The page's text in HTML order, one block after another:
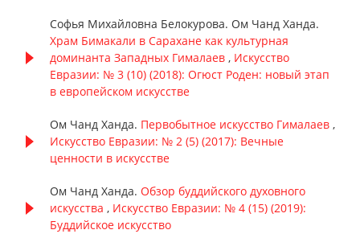
Софья Михайловна Белокурова. Ом Чанд Ханда.
Храм Бимакали в Сарахане как культурная
доминанта Западных Гималаев , Искусство
Евразии: № 3 (10) (2018): Огюст Роден: новый этап
в европейском искусстве
Ом Чанд Ханда. Первобытное искусство Гималаев ,
Искусство Евразии: № 2 (5) (2017): Вечные
ценности в искусстве
Ом Чанд Ханда. Обзор буддийского духовного
искусства , Искусство Евразии: № 4 (15) (2019):
Буддийское искусство